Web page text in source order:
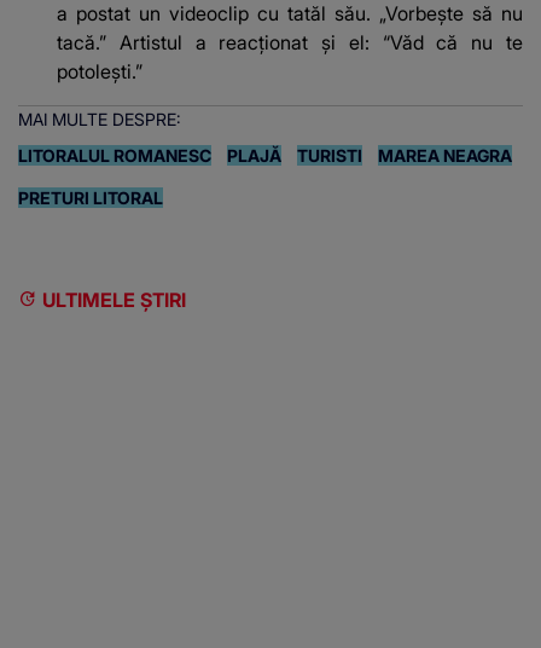
a postat un videoclip cu tatăl său. „Vorbește să nu
tacă.” Artistul a reacționat și el: “Văd că nu te
potoleşti.”
MAI MULTE DESPRE:
LITORALUL ROMANESC
PLAJĂ TURISTI MAREA NEAGRA
PRETURI LITORAL
ULTIMELE ȘTIRI